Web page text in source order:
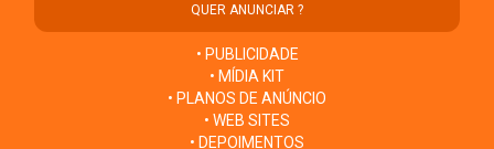
QUER ANUNCIAR ?
• PUBLICIDADE
• MÍDIA KIT
• PLANOS DE ANÚNCIO
• WEB SITES
• DEPOIMENTOS